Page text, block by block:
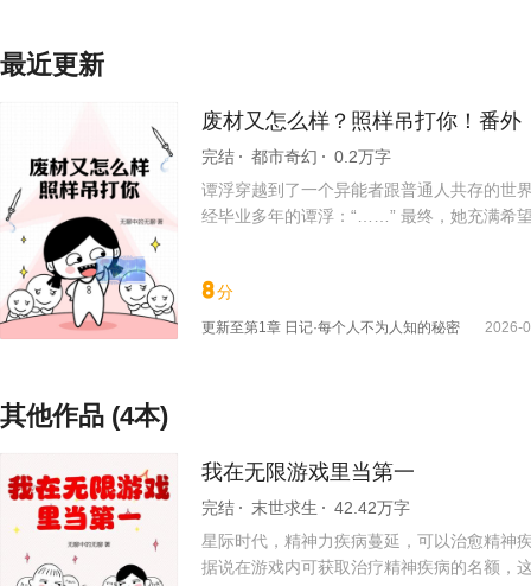
最近更新
废材又怎么样？照样吊打你！番外
完结 都市奇幻
0.2万字
谭浮穿越到了一个异能者跟普通人共存的世
经毕业多年的谭浮：“……” 最终，她充满希
家查的资料，你现在打败的这个人他只是个
主，你看看这个视频，这个据说就是高考异
8分
更新至第1章 日记·每个人不为人知的秘密 2026-
其他作品 (4本)
我在无限游戏里当第一
完结 末世求生
42.42万字
星际时代，精神力疾病蔓延，可以治愈精神
据说在游戏内可获取治疗精神疾病的名额，